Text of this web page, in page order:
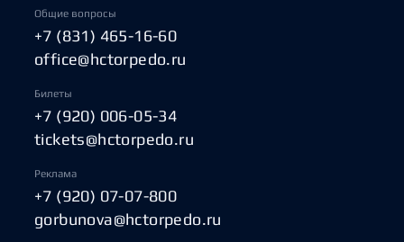
Общие вопросы
+7 (831) 465-16-60
office@hctorpedo.ru
Билеты
+7 (920) 006-05-34
tickets@hctorpedo.ru
Реклама
+7 (920) 07-07-800
gorbunova@hctorpedo.ru